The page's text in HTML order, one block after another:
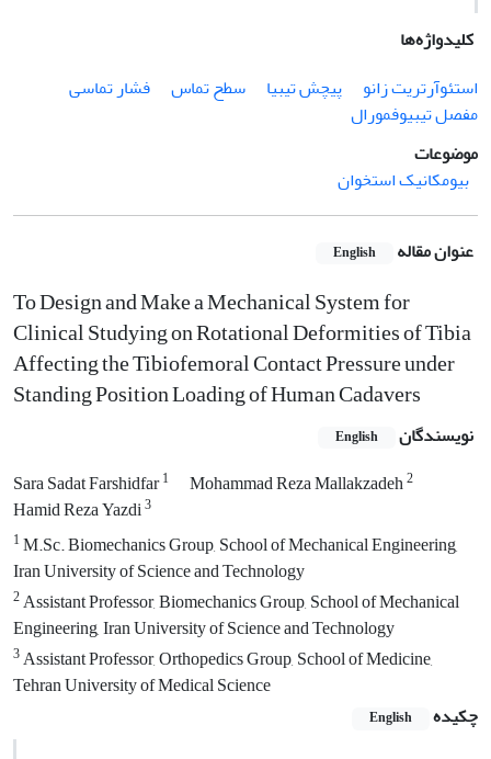
کلیدواژه‌ها
استئوآرتریت زانو
پیچش تیبیا سطح تماس
فشار تماسی
مفصل تیبیوفمورال
موضوعات
بیومکانیک استخوان
عنوان مقاله English
To Design and Make a Mechanical System for
Clinical Studying on Rotational Deformities of Tibia
Affecting the Tibiofemoral Contact Pressure under
Standing Position Loading of Human Cadavers
نویسندگان English
Sara Sadat Farshidfar1 Mohammad Reza Mallakzadeh2
Hamid Reza Yazdi3
1M.Sc. Biomechanics Group, School of Mechanical Engineering,
Iran University of Science and Technology
2Assistant Professor, Biomechanics Group, School of Mechanical
Engineering, Iran University of Science and Technology
3Assistant Professor, Orthopedics Group, School of Medicine,
Tehran University of Medical Science
چکیده
English